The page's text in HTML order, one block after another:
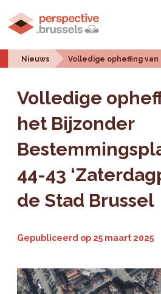
Nieuws Volledige opheffing van
Volledige
het Bijzonder
44-43
de Stad Brussel
Gepubliceerd op 25 maart 2025